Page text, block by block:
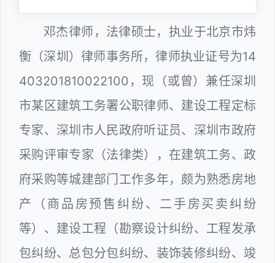
邓杰律师，法律硕士，执业于北京市炜
衡（深圳）律师事务所，律师执业证号为14
403201810022100，现（或曾）兼任深圳
市某区建筑工务署公职律师、建设工程定标
专家、深圳市人民政府听证员、深圳市政府
采购评审专家（法律类），在建筑工务、政
府采购等城建部门工作多年，颇为熟悉房地
产（商品房预售纠纷、二手房买卖纠纷
等）、建设工程（勘察设计纠纷、工程发承
包纠纷、总包分包纠纷、装饰装修纠纷、竣